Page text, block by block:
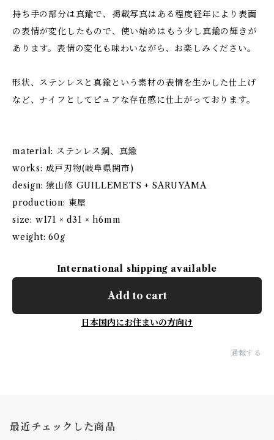
持ち手の部分は真鍮で、掲載写真はある程度経年により表面
の表情が変化したもので、使い始めはもう少し真鍮の輝きが
あります。表情の変化も味わいながら、お楽しみください。
形状、ステンレスと真鍮という素材の表情を生かした仕上げ
など、ナイフとしてピュアな存在感に仕上がっております。
material: ステンレス鋼、真鍮
works: 成戸刃物(岐阜県関市)
design: 猿山修 GUILLEMETS + SARUYAMA
production: 東屋
size: w171 × d31 × h6mm
weight: 60g
International shipping available
Add to cart
日本国内にお住まいの方向け
通報する
最近チェックした商品